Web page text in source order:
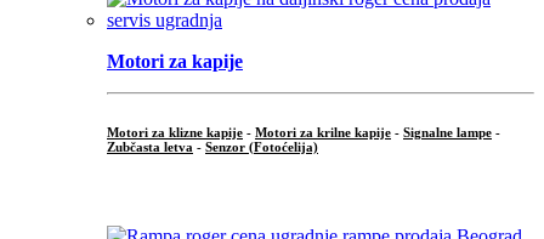
Motori za kapije
Motori za klizne kapije - Motori za krilne kapije - Signalne lampe -
Zubčasta letva - Senzor (Fotoćelija)